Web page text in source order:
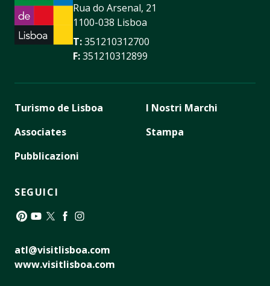
Rua do Arsenal, 21
1100-038 Lisboa
T:351210312700
F:351210312899
Turismo de Lisboa
Associates
Pubblicazioni
I Nostri Marchi
Stampa
SEGUICI
atl@visitlisboa.com
www.visitlisboa.com